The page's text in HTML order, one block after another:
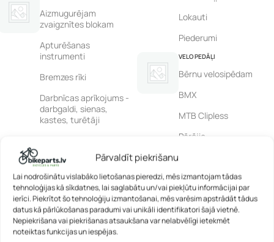
Pārvaldīt piekrišanu
Lai nodrošinātu vislabāko lietošanas pieredzi, mēs izmantojam tādas
tehnoloģijas kā sīkdatnes, lai saglabātu un/vai piekļūtu informācijai par
ierīci. Piekrītot šo tehnoloģiju izmantošanai, mēs varēsim apstrādāt tādus
datus kā pārlūkošanas paradumi vai unikāli identifikatori šajā vietnē.
Nepiekrišana vai piekrišanas atsaukšana var nelabvēlīgi ietekmēt
noteiktas funkcijas un iespējas.
Lokauti
Piederumi
Aizmugurējam
zvaigznītes blokam
Apturēšanas
instrumenti
Bremzes rīki
Darbnīcas aprīkojums -
darbgaldi, sienas,
kastes, turētāji
Dinamiskās atslēgas un
piederumi
Gultņu rīki
Ķēdēm
Klaņiem un pedāļiem
VELO PEDĀĻI
Bērnu velosipēdam
BMX
MTB Clipless
Pārējie
Road Clipless
Salokāms
Trekking